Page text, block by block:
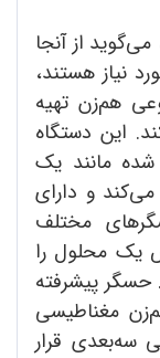
می‌گوید از آنجا
نیاز هستند،
هم‌زن تهیه
این دستگاه
مانند یک
و دارای
مختلف
یک محلول را
پیشرفته
مغناطیسی
سه‌بعدی قرار